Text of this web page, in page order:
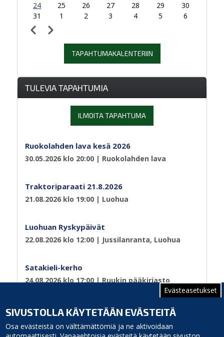
Evästeasetukset
SIVUSTOLLA KÄYTETÄÄN EVÄSTEITÄ
Osa evästeistä on välttämättömiä ja ne aktivoidaan
24
25 26 27 28 29
30
31
1 2 3 4 5
6
Sivutus
EdellinenSeuraava
TAPAHTUMAKALENTERIIN
TULEVIA TAPAHTUMIA
ILMOITA TAPAHTUMA
Ruokolahden lava kesä 2026
30.05.2026 klo 20:00 | Ruokolahden lava
Traktoriparaati 21.8.2026
21.08.2026 klo 19:00 | Luohua
Luohuan Ryskypäivät
22.08.2026 klo 12:00 | Jussilanranta, Luohua
Satakieli-kerho
24.08.2026 klo 17:00| Ruukin pääkirjasto
Sivu 1